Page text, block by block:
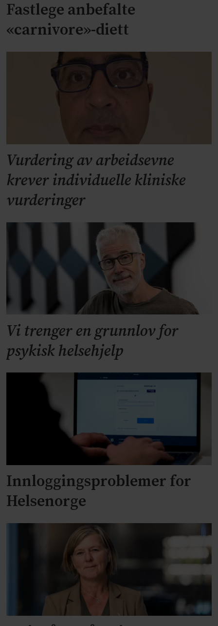
Fastlege anbefalte
«carnivore»-diett
Vurdering av arbeidsevne
krever individuelle kliniske
vurderinger
Vi trenger en grunnlov for
psykisk helsehjelp
Innloggingsproblemer for
Helsenorge